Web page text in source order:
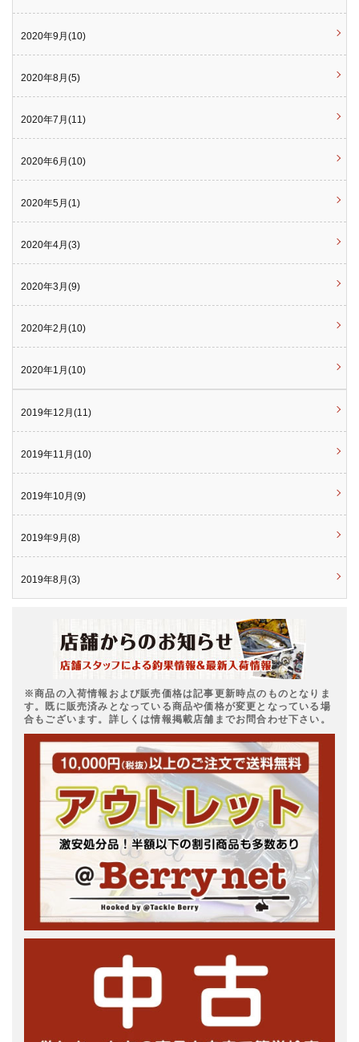
2020年9月(10)
2020年8月(5)
2020年7月(11)
2020年6月(10)
2020年5月(1)
2020年4月(3)
2020年3月(9)
2020年2月(10)
2020年1月(10)
2019年12月(11)
2019年11月(10)
2019年10月(9)
2019年9月(8)
2019年8月(3)
※商品の入荷情報および販売価格は記事更新時点のものとなりま
す。既に販売済みとなっている商品や価格が変更となっている場
合もございます。詳しくは情報掲載店舗までお問合わせ下さい。